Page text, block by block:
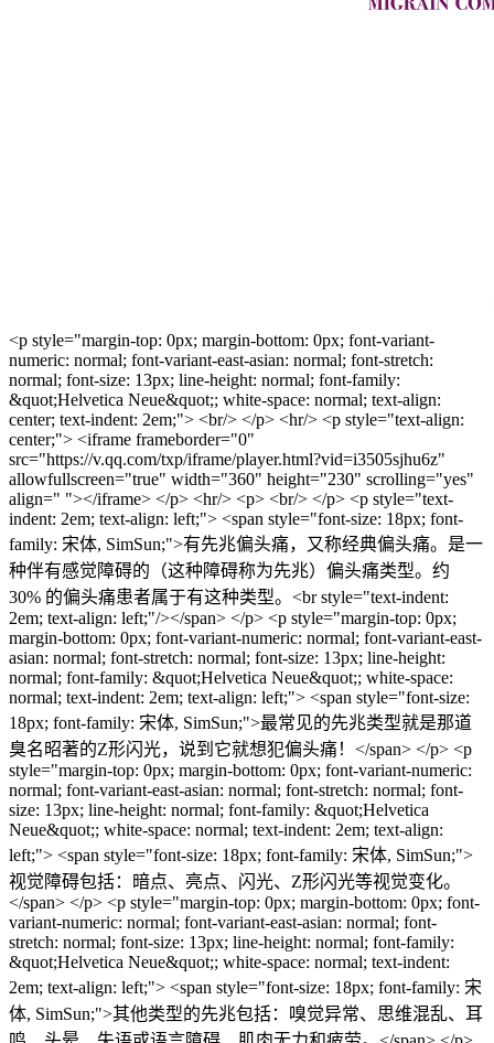
<p style="margin-top: 0px; margin-bottom: 0px; font-variant-
numeric: normal; font-variant-east-asian: normal; font-stretch:
normal; font-size: 13px; line-height: normal; font-family:
&quot;Helvetica Neue&quot;; white-space: normal; text-align:
center; text-indent: 2em;"> <br/> </p> <hr/> <p style="text-align:
center;"> <iframe frameborder="0"
src="https://v.qq.com/txp/iframe/player.html?vid=i3505sjhu6z"
allowfullscreen="true" width="360" height="230" scrolling="yes"
align=" "></iframe> </p> <hr/> <p> <br/> </p> <p style="text-
indent: 2em; text-align: left;"> <span style="font-size: 18px; font-
family: 宋体, SimSun;">有先兆偏头痛，又称经典偏头痛。是一
种伴有感觉障碍的（这种障碍称为先兆）偏头痛类型。约
30% 的偏头痛患者属于有这种类型。<br style="text-indent:
2em; text-align: left;"/></span> </p> <p style="margin-top: 0px;
margin-bottom: 0px; font-variant-numeric: normal; font-variant-east-
asian: normal; font-stretch: normal; font-size: 13px; line-height:
normal; font-family: &quot;Helvetica Neue&quot;; white-space:
normal; text-indent: 2em; text-align: left;"> <span style="font-size:
18px; font-family: 宋体, SimSun;">最常见的先兆类型就是那道
臭名昭著的Z形闪光，说到它就想犯偏头痛！</span> </p> <p
style="margin-top: 0px; margin-bottom: 0px; font-variant-numeric:
normal; font-variant-east-asian: normal; font-stretch: normal; font-
size: 13px; line-height: normal; font-family: &quot;Helvetica
Neue&quot;; white-space: normal; text-indent: 2em; text-align:
left;"> <span style="font-size: 18px; font-family: 宋体, SimSun;">
视觉障碍包括：暗点、亮点、闪光、Z形闪光等视觉变化。
</span> </p> <p style="margin-top: 0px; margin-bottom: 0px; font-
variant-numeric: normal; font-variant-east-asian: normal; font-
stretch: normal; font-size: 13px; line-height: normal; font-family:
&quot;Helvetica Neue&quot;; white-space: normal; text-indent:
2em; text-align: left;"> <span style="font-size: 18px; font-family: 宋
体, SimSun;">其他类型的先兆包括：嗅觉异常、思维混乱、耳